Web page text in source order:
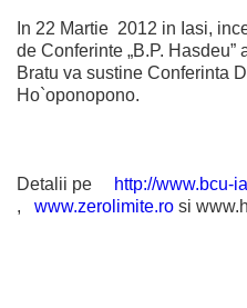
In 22 Martie 2012 in Iasi,
de Conferinte „B.P.
Bratu va sustine Conferinta
Ho`oponopono.
Detalii pe
http://www.bcu-
, www.zerolimite.ro si